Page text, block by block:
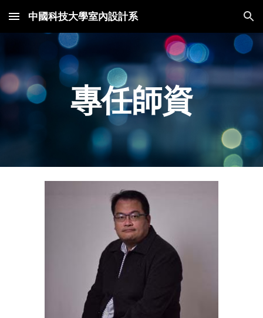
Skip to main content Skip to navigation
中國科技大學室內設計系
專任師資